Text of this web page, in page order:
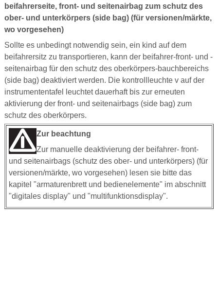
beifahrerseite, front- und seitenairbag zum schutz des
ober- und unterkörpers (side bag) (für versionen/märkte,
wo vorgesehen)
Sollte es unbedingt notwendig sein, ein kind auf dem
beifahrersitz zu transportieren, kann der beifahrer-front- und -
seitenairbag für den schutz des oberkörpers-bauchbereichs
(side bag) deaktiviert werden. Die kontrollleuchte v auf der
instrumententafel leuchtet dauerhaft bis zur erneuten
aktivierung der front- und seitenairbags (side bag) zum
schutz des oberkörpers.
Zur beachtung
Zur manuelle deaktivierung der beifahrer- front-
und seitenairbags (schutz des ober- und unterkörpers) (für
versionen/märkte, wo vorgesehen) lesen sie bitte das
kapitel "armaturenbrett und bedienelemente" im abschnitt
"digitales display" und "multifunktionsdisplay".